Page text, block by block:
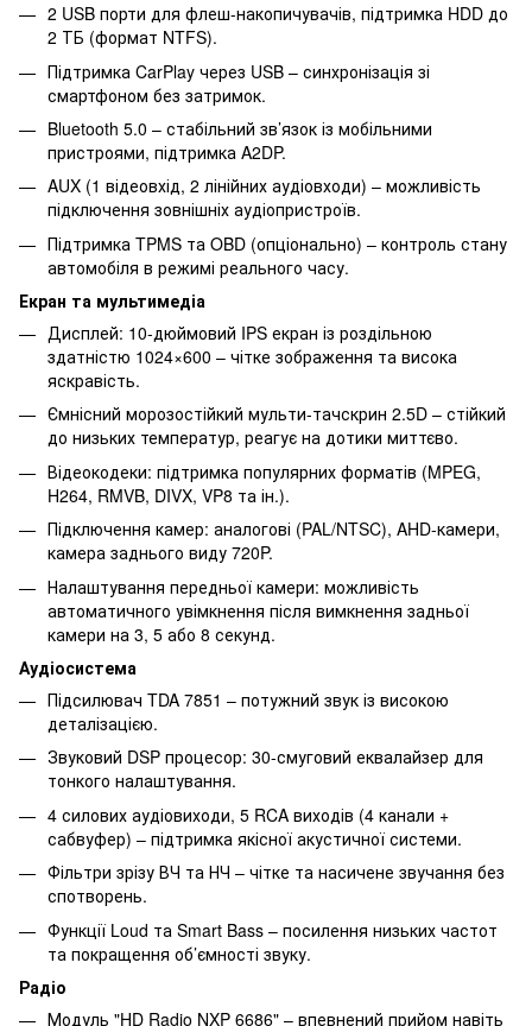
2 USB порти для флеш-накопичувачів, підтримка HDD до
2 ТБ (формат NTFS).
Підтримка CarPlay через USB – синхронізація зі
смартфоном без затримок.
Bluetooth 5.0 – стабільний зв’язок із мобільними
пристроями, підтримка A2DP.
AUX (1 відеовхід, 2 лінійних аудіовходи) – можливість
підключення зовнішніх аудіопристроїв.
Підтримка TPMS та OBD (опціонально) – контроль стану
автомобіля в режимі реального часу.
Екран та мультимедіа
Дисплей: 10-дюймовий IPS екран із роздільною
здатністю 1024×600 – чітке зображення та висока
яскравість.
Ємнісний морозостійкий мульти-тачскрин 2.5D – стійкий
до низьких температур, реагує на дотики миттєво.
Відеокодеки: підтримка популярних форматів (MPEG,
H264, RMVB, DIVX, VP8 та ін.).
Підключення камер: аналогові (PAL/NTSC), AHD-камери,
камера заднього виду 720P.
Налаштування передньої камери: можливість
автоматичного увімкнення після вимкнення задньої
камери на 3, 5 або 8 секунд.
Аудіосистема
Підсилювач TDA 7851 – потужний звук із високою
деталізацією.
Звуковий DSP процесор: 30-смуговий еквалайзер для
тонкого налаштування.
4 силових аудіовиходи, 5 RCA виходів (4 канали +
сабвуфер) – підтримка якісної акустичної системи.
Фільтри зрізу ВЧ та НЧ – чітке та насичене звучання без
спотворень.
Функції Loud та Smart Bass – посилення низьких частот
та покращення об’ємності звуку.
Радіо
Модуль "HD Radio NXP 6686" – впевнений прийом навіть